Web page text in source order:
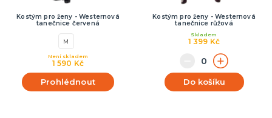
Kostým pro ženy - Westernová
tanečnice červená
M
1 590 Kč
Není skladem
Prohlédnout
Kostým pro ženy - Westernová
tanečnice růžová
1 399 Kč
Skladem
Do košíku